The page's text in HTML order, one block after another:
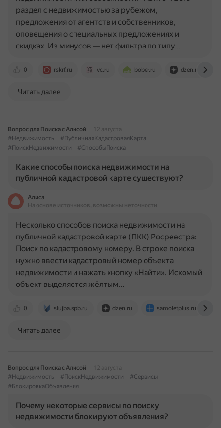
0 rskrf.ru vc.ru bober.ru dzen.ru
раздел с недвижимостью за рубежом,
предложения от агентств и собственников,
оповещения о специальных предложениях и
скидках. Из минусов — нет фильтра по типу…
Читать далее
Вопрос для Поиска с Алисой
12 августа
#Недвижимость
#ПубличнаяКадастроваяКарта
#ПоискНедвижимости
#СпособыПоиска
Какие способы поиска недвижимости на
публичной кадастровой карте существуют?
Алиса
На основе источников, возможны неточности
0 slujba.spb.ru dzen.ru samoletplus.ru
Несколько способов поиска недвижимости на
публичной кадастровой карте (ПКК) Росреестра:
Поиск по кадастровому номеру. В строке поиска
нужно ввести кадастровый номер объекта
недвижимости и нажать кнопку «Найти». Искомый
объект выделяется жёлтым…
Читать далее
Вопрос для Поиска с Алисой
12 августа
#Недвижимость
#ПоискНедвижимости
#Сервисы
#БлокировкаОбъявления
Почему некоторые сервисы по поиску
недвижимости блокируют объявления?